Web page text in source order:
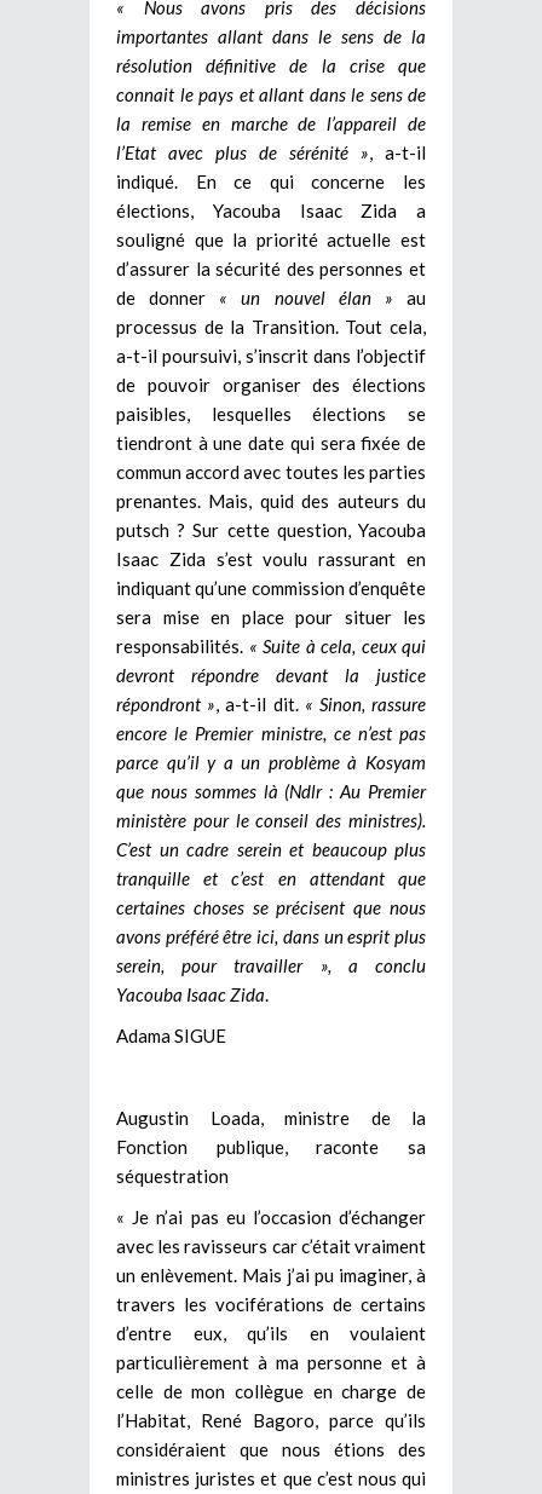
« Nous avons pris des décisions
importantes allant dans le sens de la
résolution définitive de la crise que
connait le pays et allant dans le sens de
la remise en marche de l’appareil de
l’Etat avec plus de sérénité » , a-t-il
indiqué. En ce qui concerne les
élections, Yacouba Isaac Zida a
souligné que la priorité actuelle est
d’assurer la sécurité des personnes et
de donner « un nouvel élan »au
processus de la Transition. Tout cela,
a-t-il poursuivi, s’inscrit dans l’objectif
de pouvoir organiser des élections
paisibles, lesquelles élections se
tiendront à une date qui sera fixée de
commun accord avec toutes les parties
prenantes. Mais, quid des auteurs du
putsch ? Sur cette question, Yacouba
Isaac Zida s’est voulu rassurant en
indiquant qu’une commission d’enquête
sera mise en place pour situer les
responsabilités. « Suite à cela, ceux qui
devront répondre devant la justice
répondront » , a-t-il dit. « Sinon, rassure
encore le Premier ministre, ce n’est pas
parce qu’il y a un problème à Kosyam
que nous sommes là (Ndlr : Au Premier
ministère pour le conseil des ministres).
C’est un cadre serein et beaucoup plus
tranquille et c’est en attendant que
certaines choses se précisent que nous
avons préféré être ici, dans un esprit plus
serein, pour travailler », a conclu
Yacouba Isaac Zida
Adama SIGUE
Augustin Loada, ministre de la
Fonction publique, raconte sa
séquestration
« Je n’ai pas eu l’occasion d’échanger
avec les ravisseurs car c’était vraiment
un enlèvement. Mais j’ai pu imaginer, à
travers les vociférations de certains
d’entre eux, qu’ils en voulaient
particulièrement à ma personne et à
celle de mon collègue en charge de
l’Habitat, René Bagoro, parce qu’ils
considéraient que nous étions des
ministres juristes et que c’est nous qui